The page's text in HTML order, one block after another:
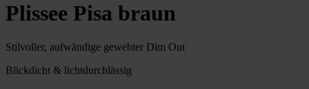
Plissee Pisa braun
Stilvoller, aufwändige gewebter Dim Out
Blickdicht & lichtdurchlässig